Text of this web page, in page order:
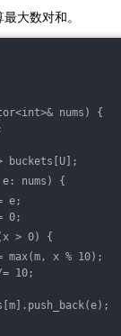
大数对和。
nums) {
nums) {
> 0) {
x % 10);